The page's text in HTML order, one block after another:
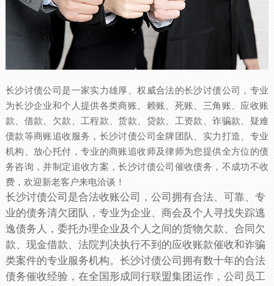
长沙讨债公司是一家实力雄厚、权威合法的长沙讨债公司，专业
为长沙企业和个人提供各类商账、赖账、死账、三角账、应收账
款、借款、欠款、工程款、货款、贷款、工资款、诈骗款、疑难
债款等商账追收服务，长沙讨债公司金牌团队、实力打造、专业
机构、放心托付，专业的商账追收师及律师为您提供全方位的债
务咨询，并制定追收方案，长沙讨债公司催收债务，不成功不收
费，欢迎新老客户来电洽谈！
长沙讨债公司是合法收账公司，公司拥有合法、可靠、专
业的债务清欠团队，专业为企业、商会及个人寻找失踪逃
逸债务人，委托办理企业及个人之间的货物欠款、合同欠
款、现金借款、法院判决执行不到的应收账款催收和诈骗
类案件的专业服务机构。长沙讨债公司拥有数十年的合法
债务催收经验，在全国形成同行联盟集团运作，公司员工